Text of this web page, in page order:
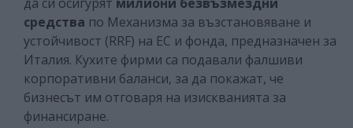
средства по Механизма за възстановяване и
устойчивост (RRF) на ЕС и фонда, предназначен за
Италия. Кухите фирми са подавали фалшиви
корпоративни баланси, за да покажат, че
бизнесът им отговаря на изискванията за
финансиране.